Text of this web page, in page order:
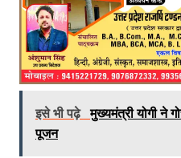
इसे भी पढ़े मुख्यमंत्री योगी ने
पूजन